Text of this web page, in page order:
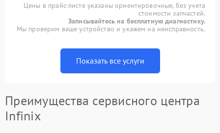
Цены в прайс-листе указаны ориентировочные, без учета
стоимости запчастей.
Записывайтесь на бесплатную диагностику.
Мы проверим ваше устройство и укажем на неисправность.
Показать все услуги
Преимущества сервисного центра
Infinix